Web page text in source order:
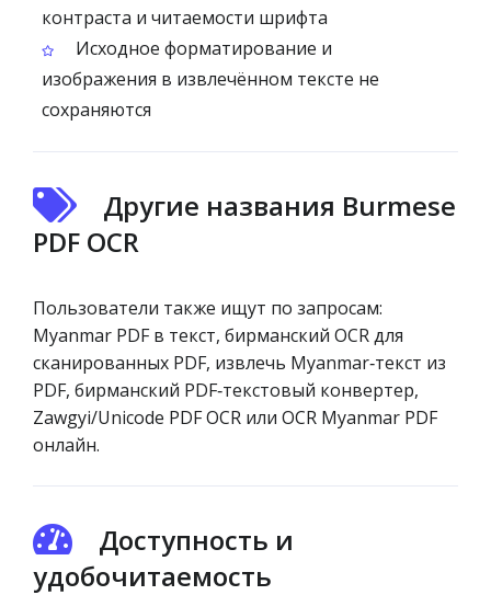
контраста и читаемости шрифта
Исходное форматирование и
изображения в извлечённом тексте не
сохраняются
Другие названия Burmese
PDF OCR
Пользователи также ищут по запросам:
Myanmar PDF в текст, бирманский OCR для
сканированных PDF, извлечь Myanmar‑текст из
PDF, бирманский PDF‑текстовый конвертер,
Zawgyi/Unicode PDF OCR или OCR Myanmar PDF
онлайн.
Доступность и
удобочитаемость